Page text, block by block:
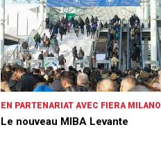
EN PARTENARIAT AVEC FIERA MILANO
Le nouveau MIBA Levante